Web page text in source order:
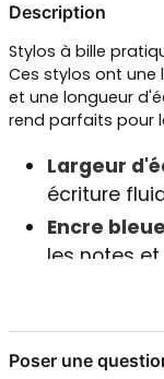
Description
Stylos à bille
Ces stylos ont une
et une longueur
rend parfaits pour
Largeur
écriture
Encre
les notes
Poser une